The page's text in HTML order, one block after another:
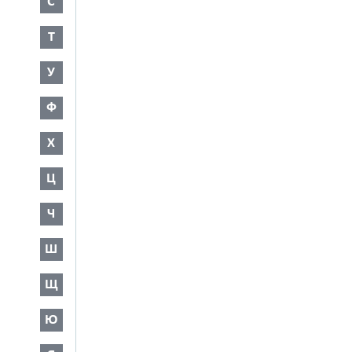
Т
У
Ф
Х
Ц
Ч
Ш
Щ
Ю